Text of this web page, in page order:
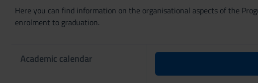
Here you can find information on the organisational aspects of the
enrolment to graduation.
Academic calendar